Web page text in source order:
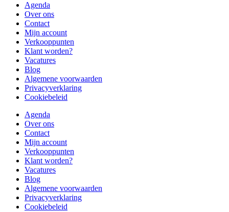
Agenda
Over ons
Contact
Mijn account
Verkooppunten
Klant worden?
Vacatures
Blog
Algemene voorwaarden
Privacyverklaring
Cookiebeleid
Agenda
Over ons
Contact
Mijn account
Verkooppunten
Klant worden?
Vacatures
Blog
Algemene voorwaarden
Privacyverklaring
Cookiebeleid